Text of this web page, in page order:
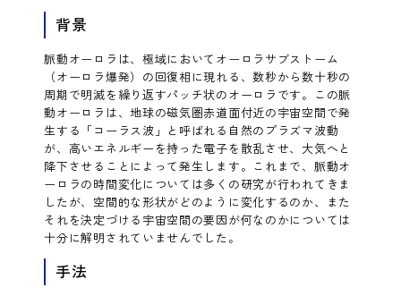
背景
脈動オーロラは、極域においてオーロラサブストーム
（オーロラ爆発）の回復相に現れる、数秒から数十秒の
周期で明滅を繰り返すパッチ状のオーロラです。この脈
動オーロラは、地球の磁気圏赤道面付近の宇宙空間で発
生する「コーラス波」と呼ばれる自然のプラズマ波動
が、高いエネルギーを持った電子を散乱させ、大気へと
降下させることによって発生します。これまで、脈動オ
ーロラの時間変化については多くの研究が行われてきま
したが、空間的な形状がどのように変化するのか、また
それを決定づける宇宙空間の要因が何なのかについては
十分に解明されていませんでした。
手法